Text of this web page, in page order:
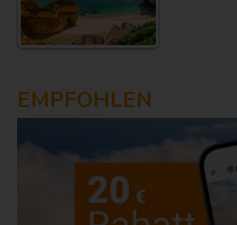
EMPFOHLEN